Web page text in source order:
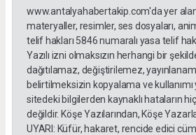
www.antalyahabertakip.com'da yer
materyaller, resimler, ses dosyaları,
telif hakları 5846 numaralı yasa telif
Yazılı izni olmaksızın herhangi bir
dağıtılamaz, değiştirilemez,
belirtilmeksizin kopyalama ve kullanımı
sitedeki bilgilerden kaynaklı hataların
değildir. Köşe Yazılarından, Köşe
UYARI: Küfür, hakaret, rencide edici